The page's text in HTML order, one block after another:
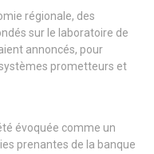
régionale, des
sur le laboratoire de
annoncés, pour
prometteurs et
évoquée comme un
prenantes de la banque